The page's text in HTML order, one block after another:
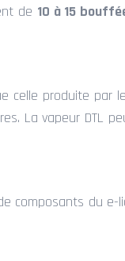
de 10 à 15
produite par
La vapeur DTL
composants du e-